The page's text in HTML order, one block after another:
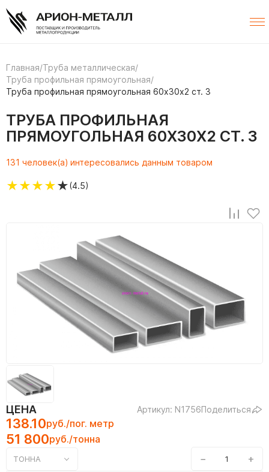
Главная/Труба металлическая/
Труба профильная прямоугольная/
Труба профильная прямоугольная 60х30х2 ст. 3
ТРУБА ПРОФИЛЬНАЯ
ПРЯМОУГОЛЬНАЯ 60Х30Х2 СТ. 3
131 человек(а) интересовались данным товаром
★★★★★(4.5)
ЦЕНА Артикул: N1756Поделиться
138.10руб./пог. метр
51 800руб./тонна
ТОННА − +